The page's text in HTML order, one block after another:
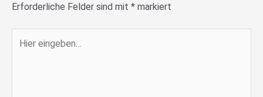
Erforderliche Felder sind mit * markiert
eingeben…